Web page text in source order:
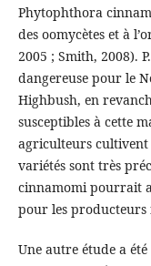
Phytophthora
des oomycètes et à
2005 ; Smith, 2008).
dangereuse pour le
Highbush, en
susceptibles à cette
agriculteurs cultivent
variétés sont très
cinnamomi pourrait
pour les producteurs
Une autre étude a